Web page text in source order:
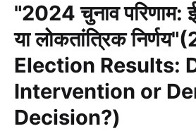
"2024 चुनाव परिणाम:
या लोकतांत्रिक
Election Results:
Intervention or
Decision?)